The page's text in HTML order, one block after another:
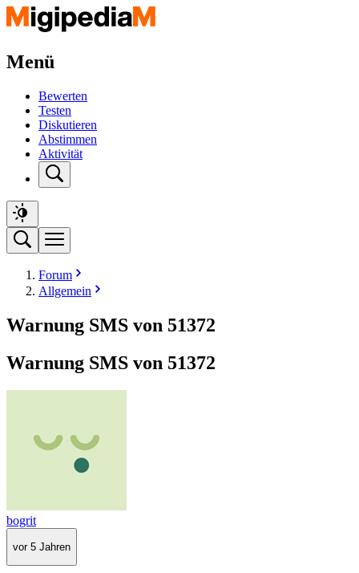
Menü
Bewerten
Testen
Diskutieren
Abstimmen
Aktivität
Forum
Allgemein
Warnung SMS von 51372
Warnung SMS von 51372
bogrit
vor 5 Jahren